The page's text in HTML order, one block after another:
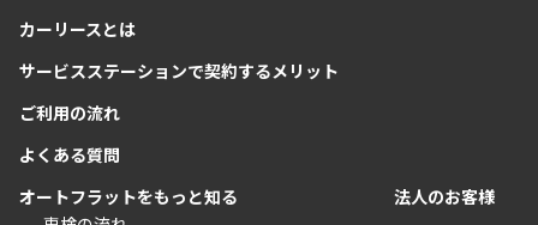
カーリースとは
サービスステーションで契約するメリット
ご利用の流れ
よくある質問
オートフラットをもっと知る
法人のお客様